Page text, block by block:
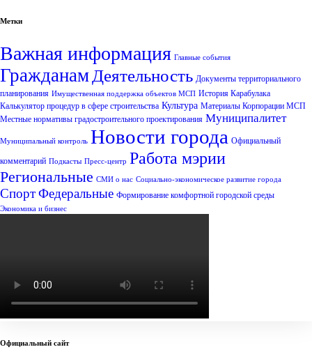
Метки
Важная информация Главные события
Гражданам Деятельность Документы территориального
планирования Имущественная поддержка объектов МСП История Карабулака
Калькулятор процедур в сфере строительства Культура Материалы Корпорации МСП
Местные нормативы градостроительного проектирования Муниципалитет
Муниципальный контроль Новости города Официальный
комментарий Подкасты Пресс-центр Работа мэрии
Региональные СМИ о нас Социально-экономическое развитие города
СпортФедеральные Формирование комфортной городской среды
Экономика и бизнес
Официальный сайт